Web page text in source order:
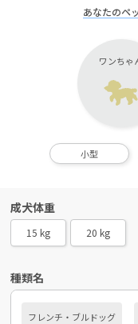
あなたのペ
ワンちゃ
小型
成犬体重
15 kg 20 kg
種類名
フレンチ・ブルドッグ